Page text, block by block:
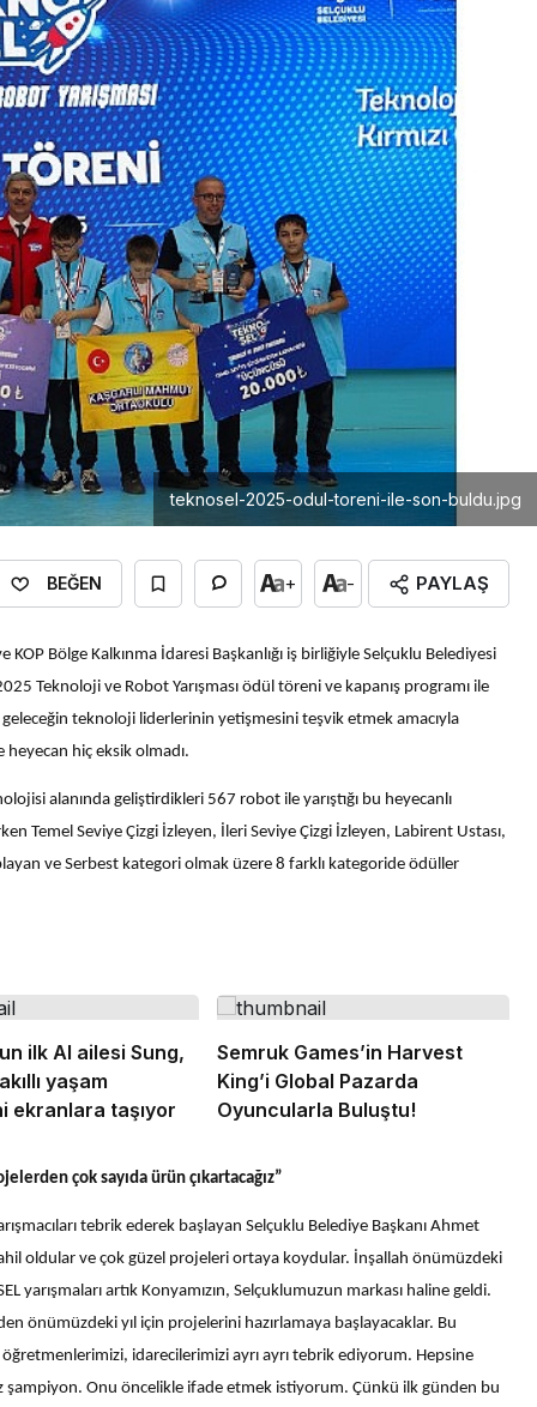
teknosel-2025-odul-toreni-ile-son-buldu.jpg
BEĞEN + - PAYLAŞ
Bölge Kalkınma İdaresi Başkanlığı iş birliğiyle Selçuklu Belediyesi
Teknoloji ve Robot Yarışması ödül töreni ve kapanış programı ile
teknoloji liderlerinin yetişmesini teşvik etmek amacıyla
heyecan hiç eksik olmadı.
alanında geliştirdikleri 567 robot ile yarıştığı bu heyecanlı
Temel Seviye Çizgi İzleyen, İleri Seviye Çizgi İzleyen, Labirent Ustası,
ve Serbest kategori olmak üzere 8 farklı kategoride ödüller
ilk AI ailesi Sung,
yaşam
ekranlara taşıyor
Semruk Games’in Harvest
King’i Global Pazarda
Oyuncularla Buluştu!
çok sayıda ürün çıkartacağız”
tebrik ederek başlayan Selçuklu Belediye Başkanı Ahmet
oldular ve çok güzel projeleri ortaya koydular. İnşallah önümüzdeki
yarışmaları artık Konyamızın, Selçuklumuzun markası haline geldi.
önümüzdeki yıl için projelerini hazırlamaya başlayacaklar. Bu
idarecilerimizi ayrı ayrı tebrik ediyorum. Hepsine
Onu öncelikle ifade etmek istiyorum. Çünkü ilk günden bu